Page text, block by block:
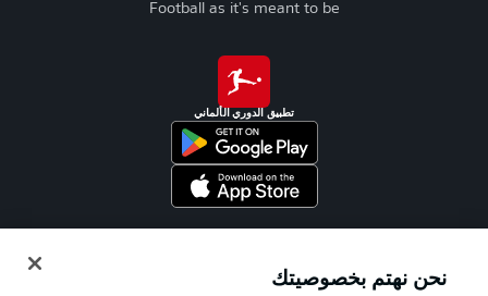
Football as it's meant to be
تطبيق الدوري الألماني
نحن نهتم بخصوصيتك